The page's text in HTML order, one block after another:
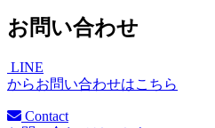
お問い合わせ
LINE
からお問い合わせはこちら
Contact